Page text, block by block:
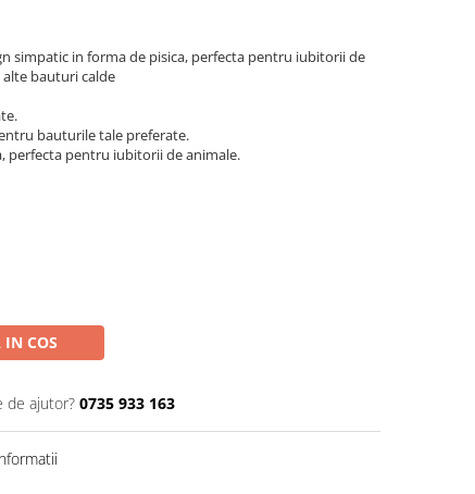
simpatic in forma de pisica, perfecta pentru iubitorii de
alte bauturi calde
bauturile tale preferate.
perfecta pentru iubitorii de animale.
COS
de ajutor? 0735 933 163